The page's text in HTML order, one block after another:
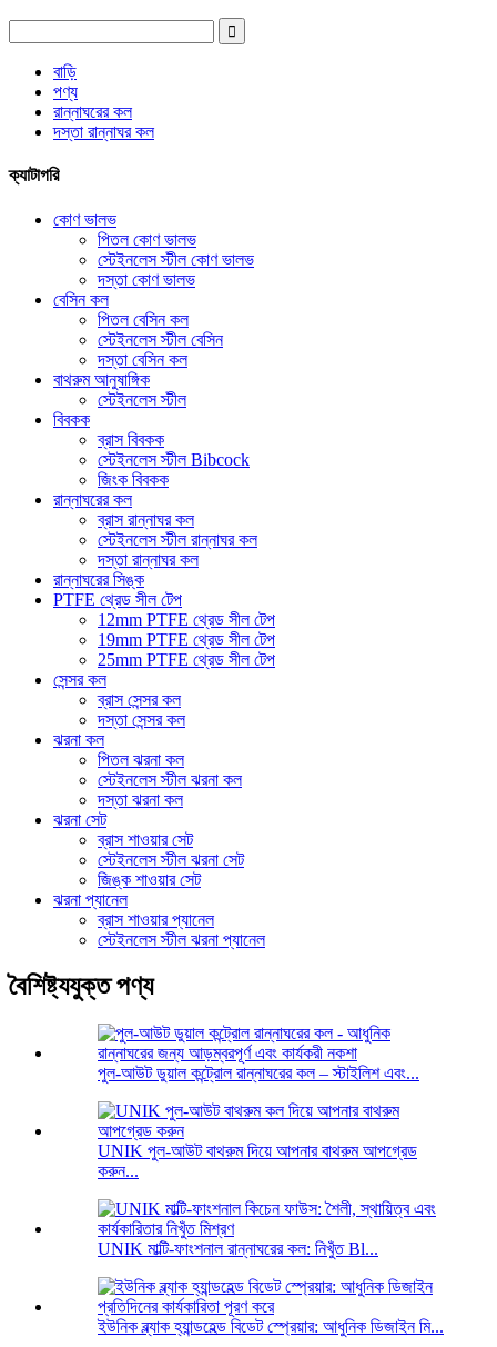
বাড়ি
পণ্য
রান্নাঘরের কল
দস্তা রান্নাঘর কল
ক্যাটাগরি
কোণ ভালভ
পিতল কোণ ভালভ
স্টেইনলেস স্টীল কোণ ভালভ
দস্তা কোণ ভালভ
বেসিন কল
পিতল বেসিন কল
স্টেইনলেস স্টীল বেসিন
দস্তা বেসিন কল
বাথরুম আনুষাঙ্গিক
স্টেইনলেস স্টীল
বিবকক
ব্রাস বিবকক
স্টেইনলেস স্টীল Bibcock
জিংক বিবকক
রান্নাঘরের কল
ব্রাস রান্নাঘর কল
স্টেইনলেস স্টীল রান্নাঘর কল
দস্তা রান্নাঘর কল
রান্নাঘরের সিঙ্ক
PTFE থ্রেড সীল টেপ
12mm PTFE থ্রেড সীল টেপ
19mm PTFE থ্রেড সীল টেপ
25mm PTFE থ্রেড সীল টেপ
সেন্সর কল
ব্রাস সেন্সর কল
দস্তা সেন্সর কল
ঝরনা কল
পিতল ঝরনা কল
স্টেইনলেস স্টীল ঝরনা কল
দস্তা ঝরনা কল
ঝরনা সেট
ব্রাস শাওয়ার সেট
স্টেইনলেস স্টীল ঝরনা সেট
জিঙ্ক শাওয়ার সেট
ঝরনা প্যানেল
ব্রাস শাওয়ার প্যানেল
স্টেইনলেস স্টীল ঝরনা প্যানেল
বৈশিষ্ট্যযুক্ত পণ্য
পুল-আউট ডুয়াল কন্ট্রোল রান্নাঘরের কল – স্টাইলিশ এবং...
UNIK পুল-আউট বাথরুম দিয়ে আপনার বাথরুম আপগ্রেড
করুন...
UNIK মাল্টি-ফাংশনাল রান্নাঘরের কল: নিখুঁত Bl...
ইউনিক ব্ল্যাক হ্যান্ডহেল্ড বিডেট স্প্রেয়ার: আধুনিক ডিজাইন মি...